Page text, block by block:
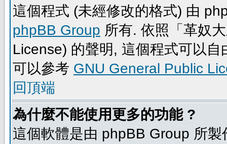
這個程式 (未經修改的格式) 由
phpBB Group 所有. 依照「革奴
License) 的聲明, 這個程式可以
可以參考 GNU General Public
回頂端
為什麼不能使用更多的功能 ?
這個軟體是由 phpBB Group 所